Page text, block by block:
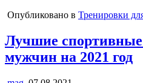
Опубликовано в Тренировки
Лучшие
мужчин на 2021 год